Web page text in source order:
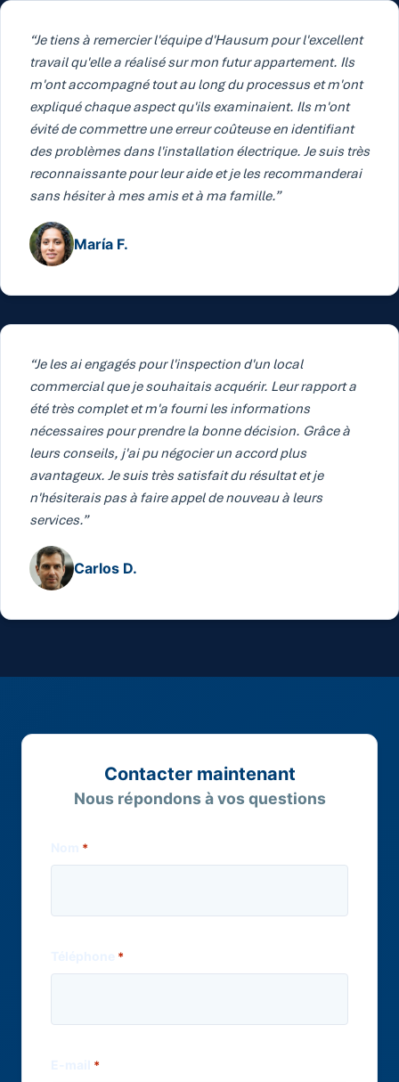
“Je tiens à remercier l'équipe d'Hausum pour l'excellent
travail qu'elle a réalisé sur mon futur appartement. Ils
m'ont accompagné tout au long du processus et m'ont
expliqué chaque aspect qu'ils examinaient. Ils m'ont
évité de commettre une erreur coûteuse en identifiant
des problèmes dans l'installation électrique. Je suis très
reconnaissante pour leur aide et je les recommanderai
sans hésiter à mes amis et à ma famille.”
María F.
“Je les ai engagés pour l'inspection d'un local
commercial que je souhaitais acquérir. Leur rapport a
été très complet et m'a fourni les informations
nécessaires pour prendre la bonne décision. Grâce à
leurs conseils, j'ai pu négocier un accord plus
avantageux. Je suis très satisfait du résultat et je
n'hésiterais pas à faire appel de nouveau à leurs
services.”
Carlos D.
Contacter maintenant
Nous répondons à vos questions
*
*
*